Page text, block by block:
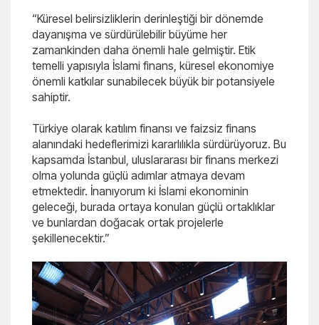
“Küresel belirsizliklerin derinleştiği bir dönemde
dayanışma ve sürdürülebilir büyüme her
zamankinden daha önemli hale gelmiştir. Etik
temelli yapısıyla İslami finans, küresel ekonomiye
önemli katkılar sunabilecek büyük bir potansiyele
sahiptir.
Türkiye olarak katılım finansı ve faizsiz finans
alanındaki hedeflerimizi kararlılıkla sürdürüyoruz. Bu
kapsamda İstanbul, uluslararası bir finans merkezi
olma yolunda güçlü adımlar atmaya devam
etmektedir. İnanıyorum ki İslami ekonominin
geleceği, burada ortaya konulan güçlü ortaklıklar
ve bunlardan doğacak ortak projelerle
şekillenecektir.”